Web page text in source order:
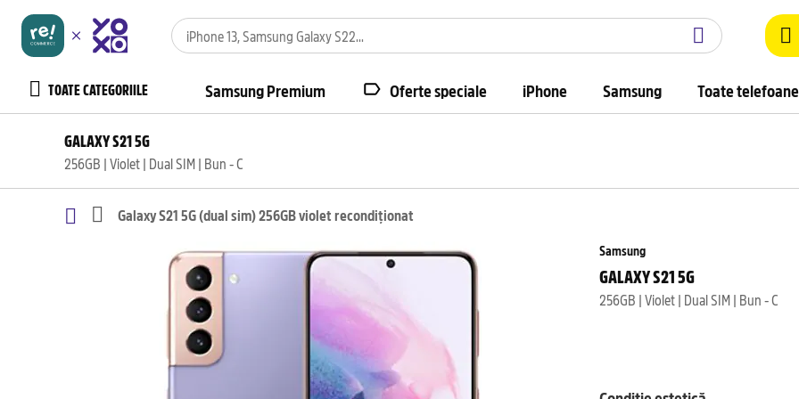
TOATE CATEGORIILE Samsung Premium Oferte speciale iPhone Samsung Toate
GALAXY S21 5G
256GB | Violet | Dual SIM | Bun - C
Galaxy S21 5G (dual sim) 256GB violet recondiționat
Samsung
GALAXY S21 5G
256GB | Violet | Dual SIM | Bun - C